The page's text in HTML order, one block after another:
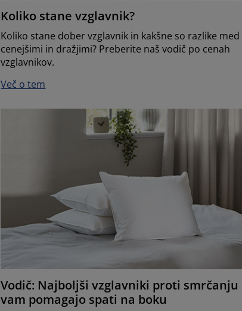
Koliko stane vzglavnik?
Koliko stane dober vzglavnik in kakšne so razlike med
cenejšimi in dražjimi? Preberite naš vodič po cenah
vzglavnikov.
Več o tem
Vodič: Najboljši vzglavniki proti smrčanju
vam pomagajo spati na boku